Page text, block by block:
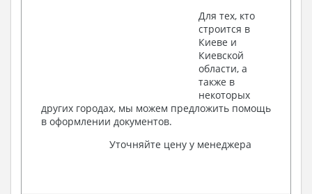
Для тех, кто
строится в
Киеве и
Киевской
области, а
также в
некоторых
других городах, мы можем предложить помощь
в оформлении документов.
Уточняйте цену у менеджера